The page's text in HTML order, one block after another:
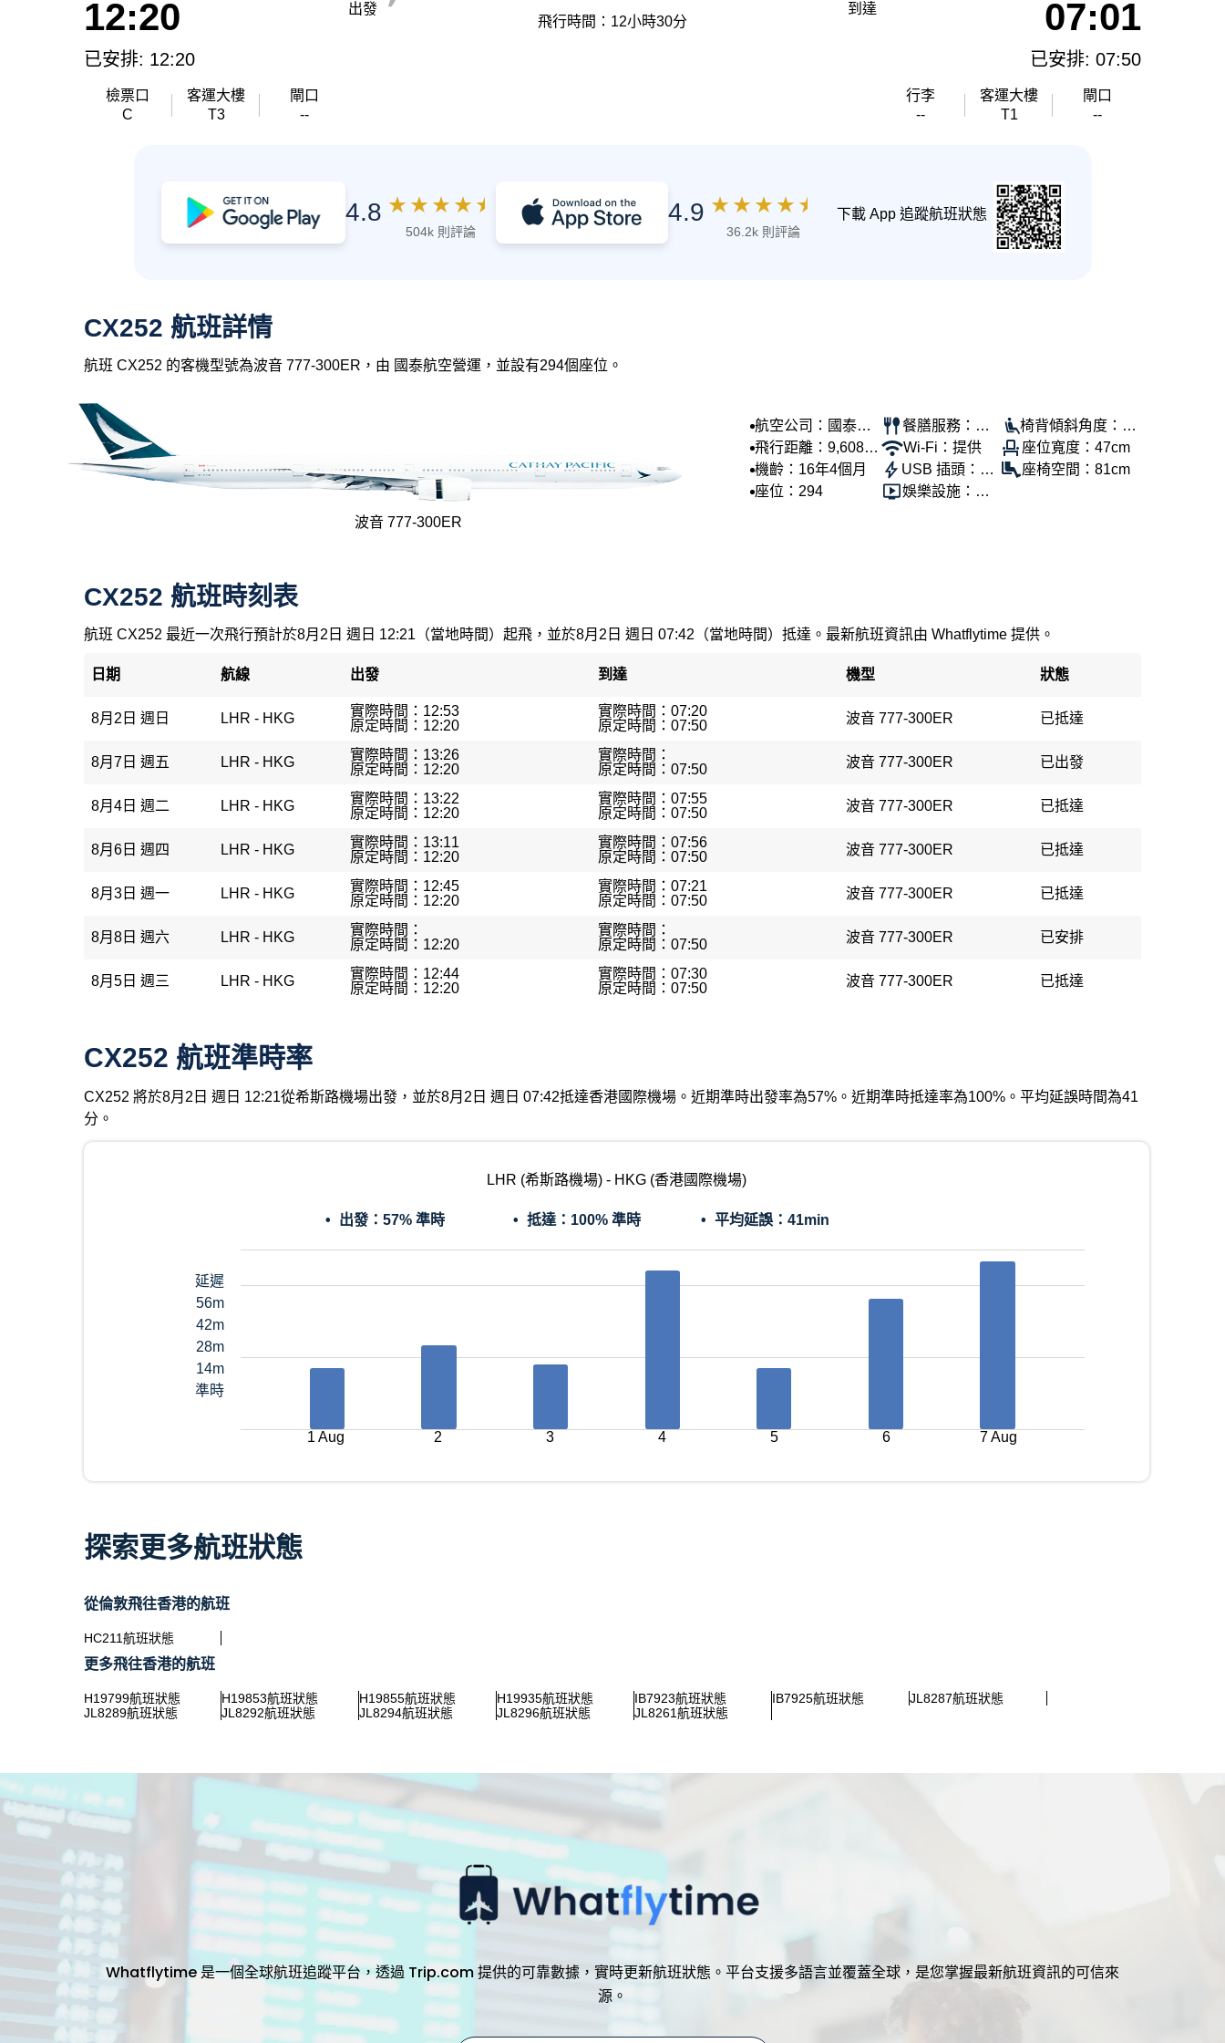
12:20
已安排: 12:20
檢票口
C
客運大樓
T3
閘口
--
出發
飛行時間：12小時30分
到達 07:01
已安排: 07:50
行李
--
客運大樓
T1
閘口
--
4.8 ★ ★ ★ ★ ★
504k 則評論
4.9 ★ ★ ★ ★ ★
36.2k 則評論
下載 App 追蹤航班狀態
CX252 航班詳情
航班 CX252 的客機型號為波音 777-300ER，由 國泰航空營運，並設有294個座位。
波音 777-300ER
航空公司：國泰航
空
飛行距離：9,608公
里
機齡：16年4個月
座位：294
餐膳服務：提
供
Wi-Fi：提供
USB 插頭：提
供
娛樂設施：提
椅背傾斜角度：13
0°
座位寬度：47cm
座椅空間：81cm
CX252 航班時刻表
航班 CX252 最近一次飛行預計於8月2日 週日 12:21（當地時間）起飛，並於8月2日 週日 07:42（當地時間）抵達。最新航班資訊由 Whatflytime 提供。
日期 航線 出發 到達 機型 狀態
8月2日 週日 LHR - HKG
實際時間：12:53
原定時間：12:20
實際時間：07:20
原定時間：07:50
波音 777-300ER 已抵達
8月7日 週五 LHR - HKG
實際時間：13:26
原定時間：12:20
實際時間：
原定時間：07:50
波音 777-300ER 已出發
8月4日 週二 LHR - HKG
實際時間：13:22
原定時間：12:20
實際時間：07:55
原定時間：07:50
波音 777-300ER 已抵達
8月6日 週四 LHR - HKG
實際時間：13:11
原定時間：12:20
實際時間：07:56
原定時間：07:50
波音 777-300ER 已抵達
8月3日 週一 LHR - HKG
實際時間：12:45
原定時間：12:20
實際時間：07:21
原定時間：07:50
波音 777-300ER 已抵達
8月8日 週六 LHR - HKG
實際時間：
原定時間：12:20
實際時間：
原定時間：07:50
波音 777-300ER 已安排
8月5日 週三 LHR - HKG
實際時間：12:44
原定時間：12:20
實際時間：07:30
原定時間：07:50
波音 777-300ER 已抵達
CX252 航班準時率
CX252 將於8月2日 週日 12:21從希斯路機場出發，並於8月2日 週日 07:42抵達香港國際機場。近期準時出發率為57%。近期準時抵達率為100%。平均延誤時間為41
分。
LHR (希斯路機場) - HKG (香港國際機場)
出發： 57% 準時 抵達： 100% 準時 平均延誤： 41min
延遲
56m
42m
28m
14m
準時
1 Aug 2 3 4 5 6 7 Aug
探索更多航班狀態
從倫敦飛往香港的航班
HC211航班狀態
更多飛往香港的航班
H19799航班狀態 H19853航班狀態 H19855航班狀態 H19935航班狀態 IB7923航班狀態 IB7925航班狀態
JL8287航班狀態
JL8289航班狀態
JL8292航班狀態 JL8294航班狀態 JL8296航班狀態 JL8261航班狀態
Whatflytime 是一個全球航班追蹤平台，透過 Trip.com 提供的可靠數據，實時更新航班狀態。平台支援多語言並覆蓋全球，是您掌握最新航班資訊的可信來
源。